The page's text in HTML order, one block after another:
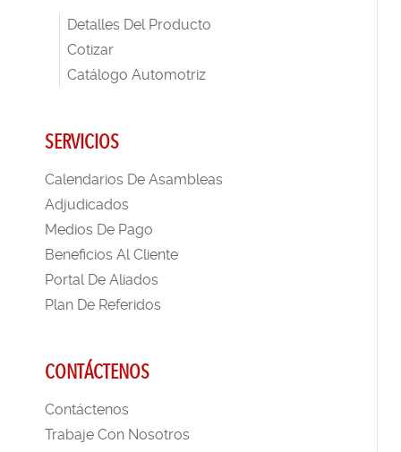
Detalles Del Producto
Cotizar
Catálogo Automotriz
SERVICIOS
Calendarios De Asambleas
Adjudicados
Medios De Pago
Beneficios Al Cliente
Portal De Aliados
Plan De Referidos
CONTÁCTENOS
Contáctenos
Trabaje Con Nosotros